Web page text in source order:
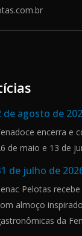
de agosto de
encerra e
de maio e 13 de
de julho de
Pelotas
almoço
da